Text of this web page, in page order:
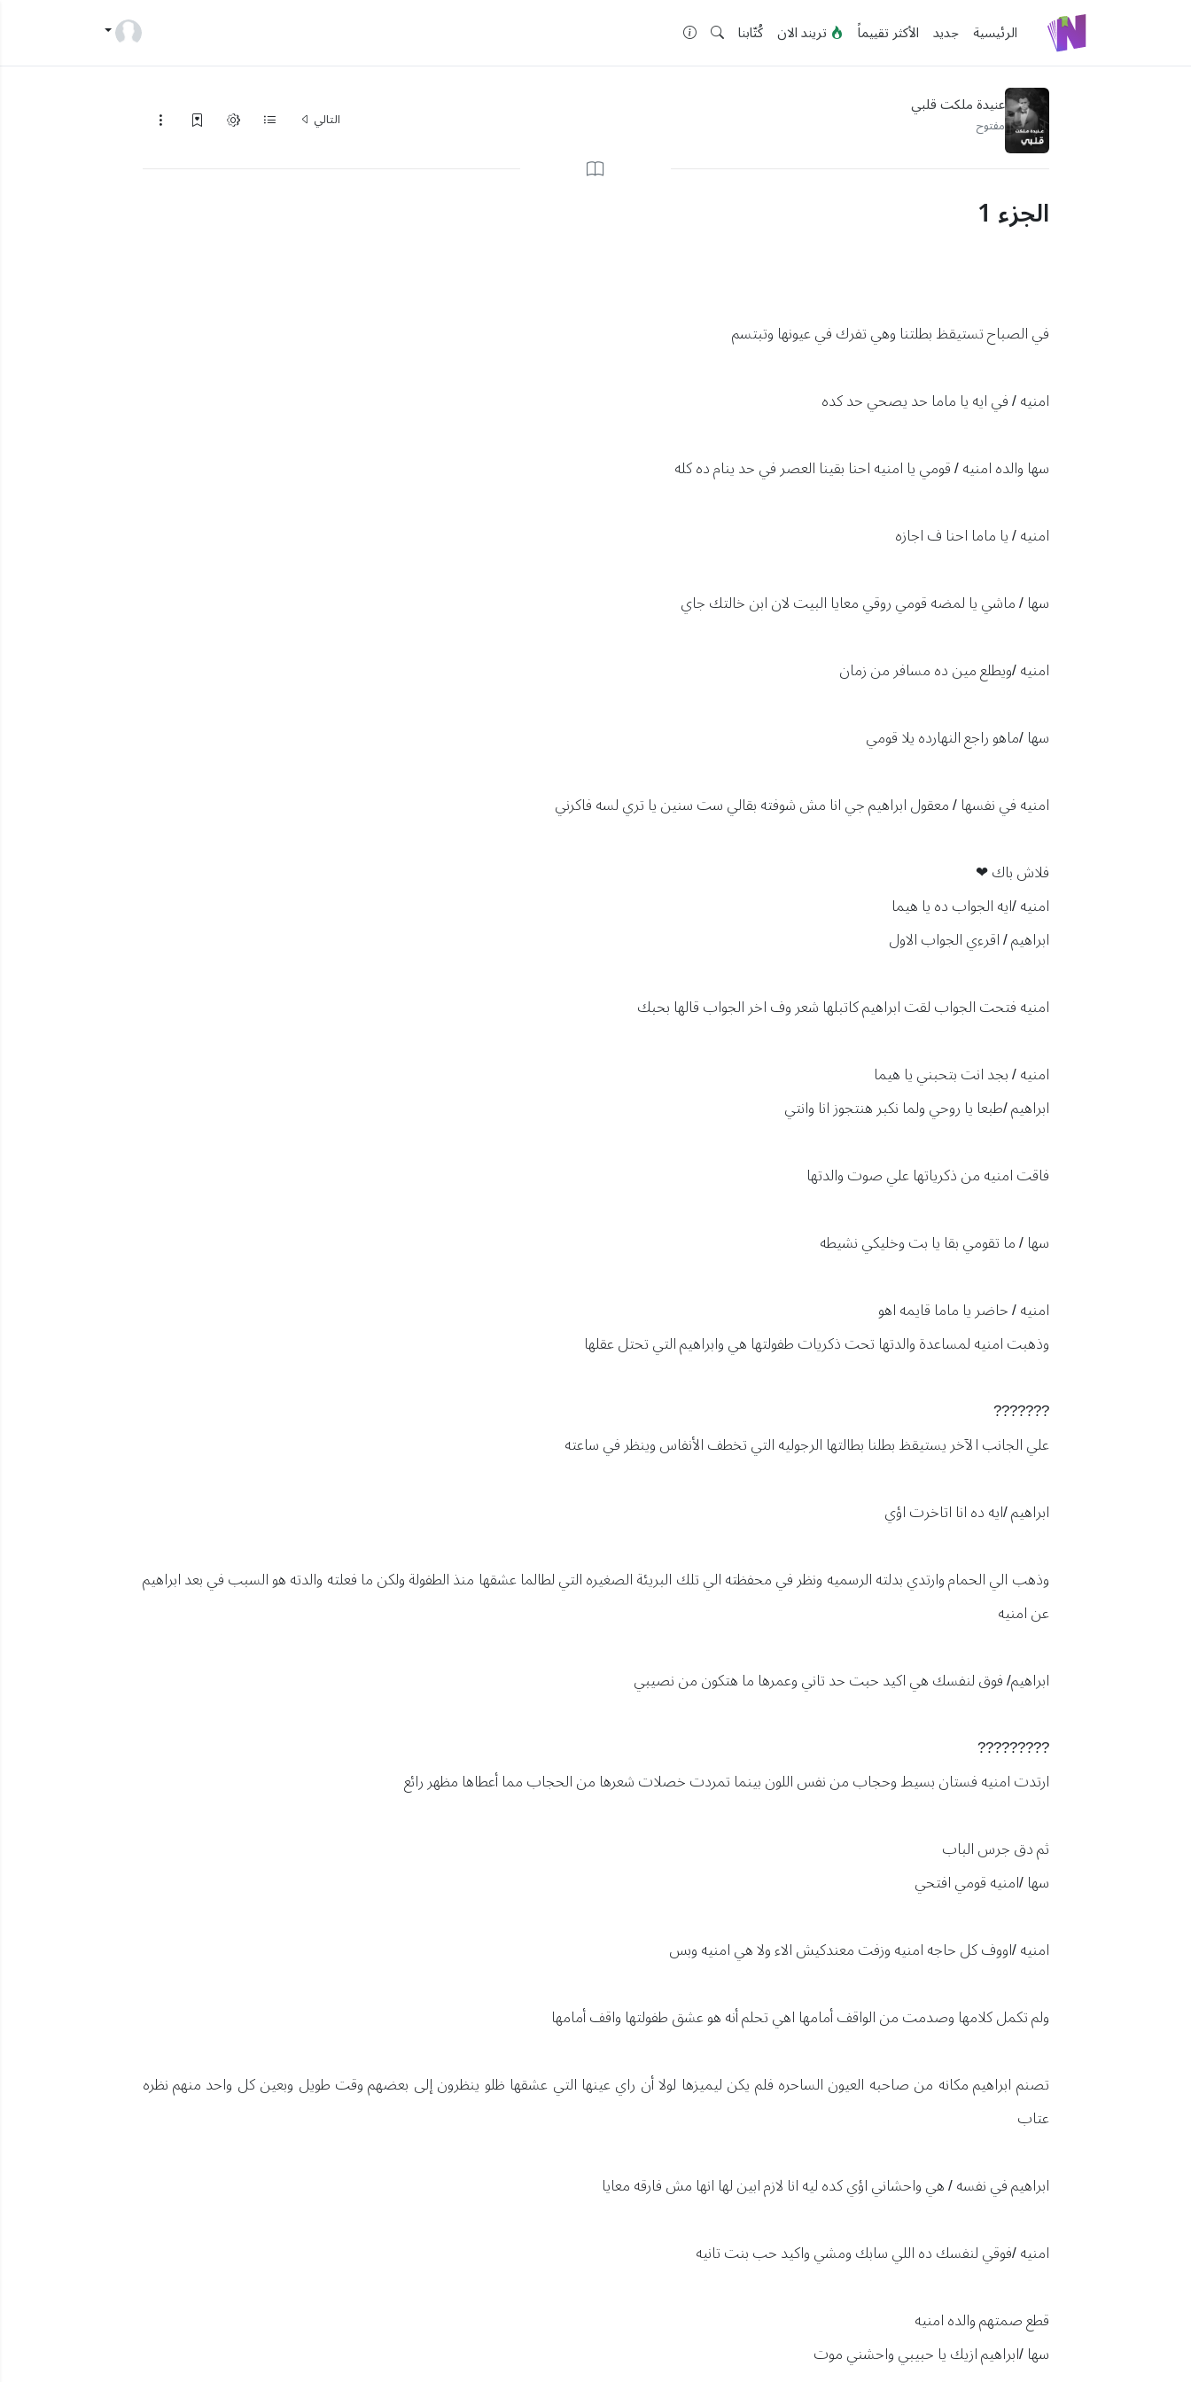
الرئيسية جديد الأكثر تقييماً تريند الان كُتّابنا
عنيدة ملكت قلبي
مفتوح التالي
الجزء 1
في الصباح تستيقظ بطلتنا وهي تفرك في عيونها وتبتسم
امنيه / في ايه يا ماما حد يصحي حد كده
سها والده امنيه / قومي يا امنيه احنا بقينا العصر في حد ينام ده كله
امنيه / يا ماما احنا ف اجازه
سها / ماشي يا لمضه قومي روقي معايا البيت لان ابن خالتك جاي
امنيه /ويطلع مين ده مسافر من زمان
سها /ماهو راجع النهارده يلا قومي
امنيه في نفسها / معقول ابراهيم جي انا مش شوفته بقالي ست سنين يا تري لسه فاكرني
فلاش باك ❤
امنيه /ايه الجواب ده يا هيما
ابراهيم / اقرءي الجواب الاول
امنيه فتحت الجواب لقت ابراهيم كاتبلها شعر وف اخر الجواب قالها بحبك
امنيه / بجد انت بتحبني يا هيما
ابراهيم /طبعا يا روحي ولما نكبر هنتجوز انا وانتي
فاقت امنيه من ذكرياتها علي صوت والدتها
سها / ما تقومي بقا يا بت وخليكي نشيطه
امنيه / حاضر يا ماما قايمه اهو
وذهبت امنيه لمساعدة والدتها تحت ذكريات طفولتها هي وابراهيم التي تحتل عقلها
???????
علي الجانب الآخر يستيقظ بطلنا بطالتها الرجوليه التي تخطف الأنفاس وينظر في ساعته
ابراهيم /ايه ده انا اتاخرت اؤي
وذهب الي الحمام وارتدي بدلته الرسميه ونظر في محفظته الي تلك البريئة الصغيره التي لطالما عشقها منذ الطفولة ولكن ما فعلته والدته هو السبب في بعد ابراهيم
عن امنيه
ابراهيم/ فوق لنفسك هي اكيد حبت حد تاني وعمرها ما هتكون من نصيبي
?????????
ارتدت امنيه فستان بسيط وحجاب من نفس اللون بينما تمردت خصلات شعرها من الحجاب مما أعطاها مظهر رائع
ثم دق جرس الباب
سها /امنيه قومي افتحي
امنيه /اووف كل حاجه امنيه وزفت معندكيش الاء ولا هي امنيه وبس
ولم تكمل كلامها وصدمت من الواقف أمامها اهي تحلم أنه هو عشق طفولتها واقف أمامها
تصنم ابراهيم مكانه من صاحبه العيون الساحره فلم يكن ليميزها لولا أن راي عينها التي عشقها ظلو ينظرون إلى بعضهم وقت طويل وبعين كل واحد منهم نظره
عتاب
ابراهيم في نفسه / هي واحشاني اؤي كده ليه انا لازم ابين لها انها مش فارقه معايا
امنيه /فوقي لنفسك ده اللي سابك ومشي واكيد حب بنت تانيه
قطع صمتهم والده امنيه
سها /ابراهيم ازيك يا حبيبي واحشني موت